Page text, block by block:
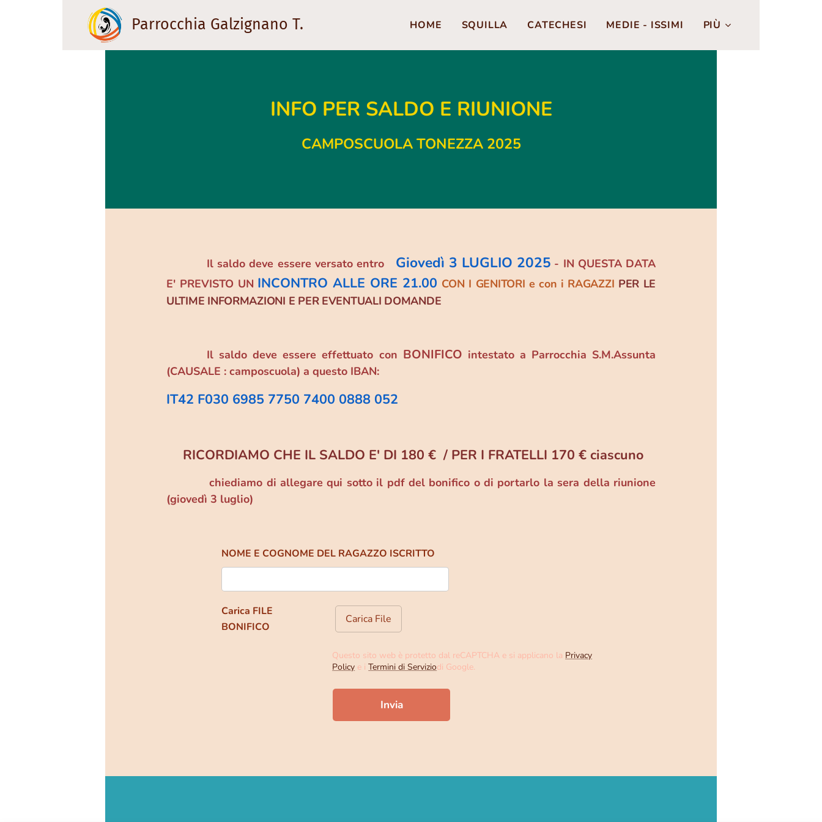
Parrocchia Galzignano T. HOME SQUILLA CATECHESI MEDIE - ISSIMI PIÙ
INFO PER SALDO E RIUNIONE
CAMPOSCUOLA TONEZZA 2025
➡️➡️➡️Il saldo deve essere versato entro Giovedì 3 LUGLIO 2025 - IN QUESTA DATA
E' PREVISTO UN INCONTRO ALLE ORE 21.00 CON I GENITORI e con i RAGAZZI PER LE
ULTIME INFORMAZIONI E PER EVENTUALI DOMANDE
➡️➡️➡️Il saldo deve essere effettuato con BONIFICO intestato a Parrocchia S.M.Assunta
(CAUSALE : camposcuola) a questo IBAN:
IT42 F030 6985 7750 7400 0888 052
RICORDIAMO CHE IL SALDO E' DI 180 € / PER I FRATELLI 170 € ciascuno
❗❗❗chiediamo di allegare qui sotto il pdf del bonifico o di portarlo la sera della riunione
(giovedì 3 luglio)
NOME E COGNOME DEL RAGAZZO ISCRITTO
Carica FILE
BONIFICO
Carica File
Questo sito web è protetto dal reCAPTCHA e si applicano la Privacy
Policy e iTermini di Serviziodi Google.
Invia